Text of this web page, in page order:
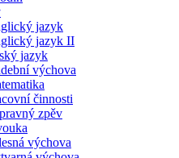
jazyk
jazyk II
jazyk
výchova
činnosti
zpěv
výchova